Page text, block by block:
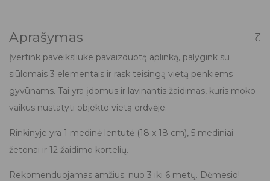
Aprašymas
Įvertink paveiksliuke pavaizduotą aplinką, palygink su
siūlomais 3 elementais ir rask teisingą vietą penkiems
gyvūnams. Tai yra įdomus ir lavinantis žaidimas, kuris moko
vaikus nustatyti objekto vietą erdvėje.
Rinkinyje yra 1 medinė lentutė (18 x 18 cm), 5 mediniai
žetonai ir 12 žaidimo kortelių.
Rekomenduojamas amžius: nuo 3 iki 6 metų. Dėmesio!